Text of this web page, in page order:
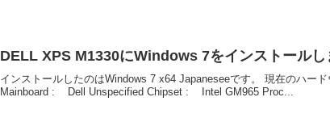
DELL XPS M1330にWindows 7をインストールし
インストールしたのはWindows 7 x64 Japaneseeです。 現在のハード
Mainboard : Dell Unspecified Chipset : Intel GM965 Proc...